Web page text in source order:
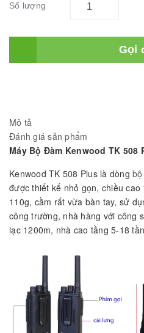
Số lượng
Gọi
Mô tả
Đánh giá sản phẩm
Máy Bộ Đàm Kenwood TK 508
Kenwood TK 508 Plus là dòng
được thiết kế nhỏ gọn, chiều
110g, cầm rất vừa bàn tay, sử
công trường, nhà hàng với công
lạc 1200m, nhà cao tầng 5-18